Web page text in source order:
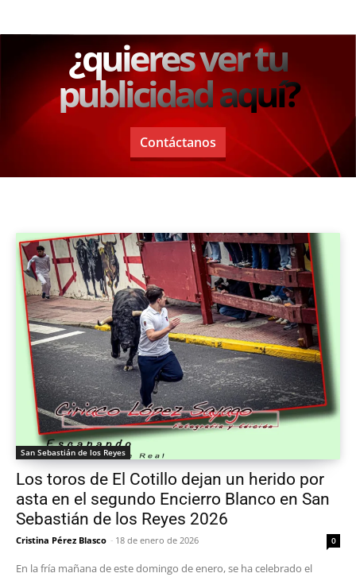
¿quieres ver tu
publicidad aquí?
Contáctanos
San Sebastián de los Reyes
Los toros de El Cotillo dejan un herido por
asta en el segundo Encierro Blanco en San
Sebastián de los Reyes 2026
Cristina Pérez Blasco - 18 de enero de 2026 0
En la fría mañana de este domingo de enero, se ha celebrado el